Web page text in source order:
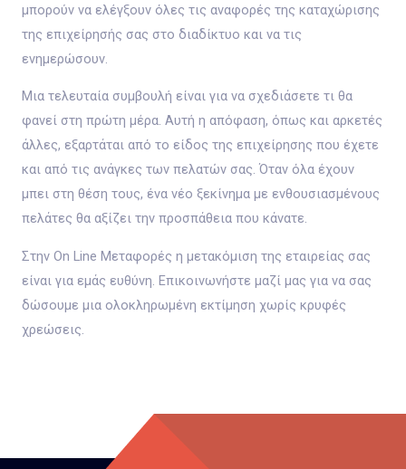
μπορούν να ελέγξουν όλες τις αναφορές της καταχώρισης
της επιχείρησής σας στο διαδίκτυο και να τις
ενημερώσουν.
Μια τελευταία συμβουλή είναι για να σχεδιάσετε τι θα
φανεί στη πρώτη μέρα. Αυτή η απόφαση, όπως και αρκετές
άλλες, εξαρτάται από το είδος της επιχείρησης που έχετε
και από τις ανάγκες των πελατών σας. Όταν όλα έχουν
μπει στη θέση τους, ένα νέο ξεκίνημα με ενθουσιασμένους
πελάτες θα αξίζει την προσπάθεια που κάνατε.
Στην On Line Μεταφορές η μετακόμιση της εταιρείας σας
είναι για εμάς ευθύνη. Επικοινωνήστε μαζί μας για να σας
δώσουμε μια ολοκληρωμένη εκτίμηση χωρίς κρυφές
χρεώσεις.